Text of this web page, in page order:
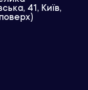
41, Київ,